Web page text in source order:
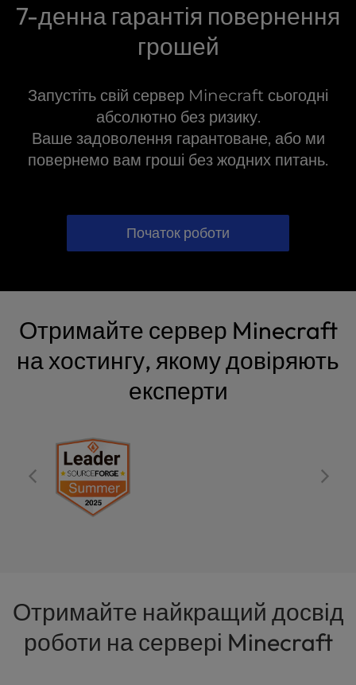
7-денна гарантія повернення
грошей
Запустіть свій сервер Minecraft сьогодні
абсолютно без ризику.
Ваше задоволення гарантоване, або ми
повернемо вам гроші без жодних питань.
Початок роботи
Отримайте сервер Minecraft
на хостингу, якому довіряють
експерти
Отримайте найкращий досвід
роботи на сервері Minecraft